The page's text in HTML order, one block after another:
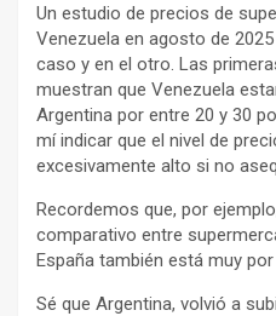
Un estudio de precios de
Venezuela en agosto de
caso y en el otro. Las
muestran que Venezuela
Argentina por entre 20 y 30
mí indicar que el nivel de
excesivamente alto si no
Recordemos que, por
comparativo entre
España también está muy
Sé que Argentina, volvió a